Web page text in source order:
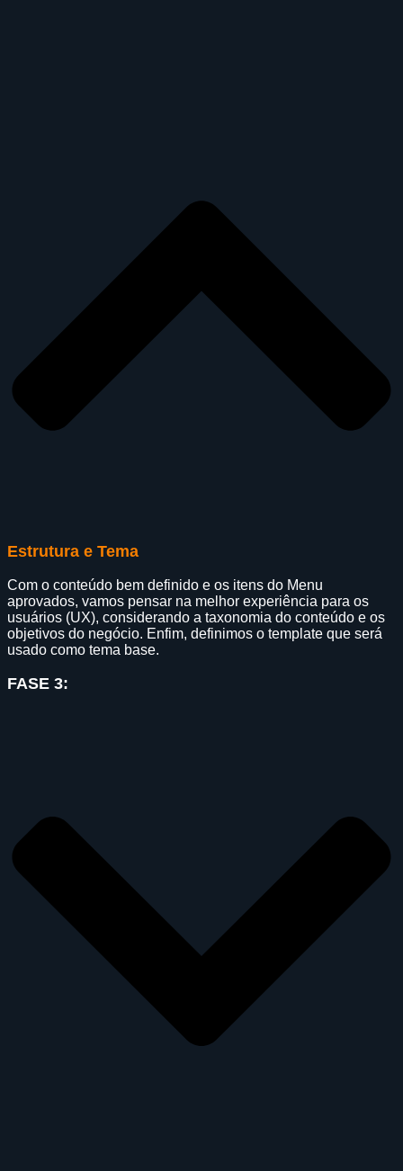
Estrutura e Tema
Com o conteúdo bem definido e os itens do Menu
aprovados, vamos pensar na melhor experiência para os
usuários (UX), considerando a taxonomia do conteúdo e os
objetivos do negócio. Enfim, definimos o template que será
usado como tema base.
FASE 3: